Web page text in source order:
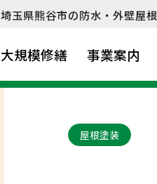
埼玉県熊谷市の防水・外壁屋
大規模修繕 事業案内
屋根塗装